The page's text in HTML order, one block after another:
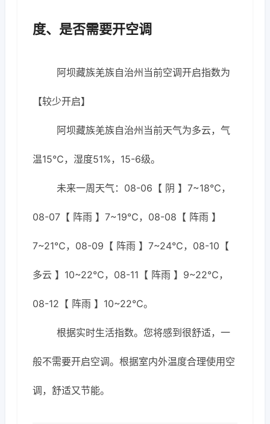
度、是否需要开空调
阿坝藏族羌族自治州当前空调开启指数为
【较少开启】
阿坝藏族羌族自治州当前天气为多云，气
温15℃，湿度51%，15-6级。
未来一周天气：08-06【 阴 】7~18℃，
08-07【 阵雨 】7~19℃，08-08【 阵雨 】
7~21℃，08-09【 阵雨 】7~24℃，08-10【
多云 】10~22℃，08-11【 阵雨 】9~22℃，
08-12【 阵雨 】10~22℃。
根据实时生活指数。您将感到很舒适，一
般不需要开启空调。根据室内外温度合理使用空
调，舒适又节能。